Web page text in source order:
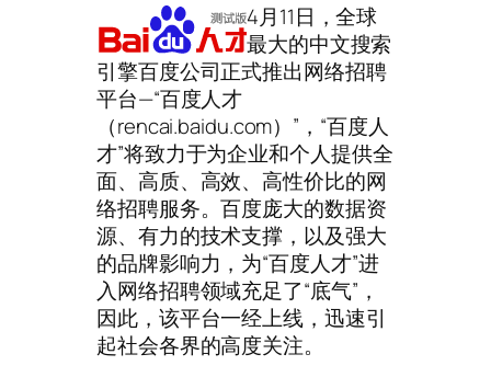
4月11日，全球
最大的中文搜索
引擎百度公司正式推出网络招聘
平台—“百度人才
（rencai.baidu.com）”，“百度人
才”将致力于为企业和个人提供全
面、高质、高效、高性价比的网
络招聘服务。百度庞大的数据资
源、有力的技术支撑，以及强大
的品牌影响力，为“百度人才”进
入网络招聘领域充足了“底气”，
因此，该平台一经上线，迅速引
起社会各界的高度关注。